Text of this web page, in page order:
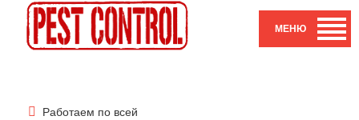
Работаем по всей